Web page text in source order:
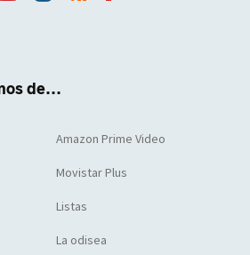
de...
Amazon Prime Video
Movistar Plus
Listas
La odisea